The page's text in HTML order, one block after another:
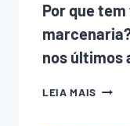
Por que
nos últimos
LEIA MAIS POR